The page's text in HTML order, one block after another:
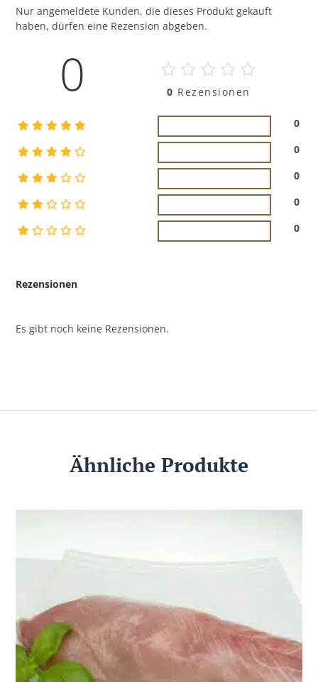
Rezensionen
Es gibt noch keine Rezensionen.
0 0 Rezensionen
0
0
0
0
0
Nur angemeldete Kunden, die dieses Produkt gekauft
haben, dürfen eine Rezension abgeben.
Ähnliche Produkte